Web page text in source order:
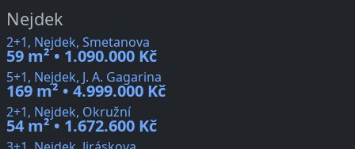
Nejdek
2+1, Nejdek, Smetanova
59 m² • 1.090.000 Kč
5+1, Nejdek, J. A. Gagarina
169 m² • 4.999.000 Kč
2+1, Nejdek, Okružní
54 m² • 1.672.600 Kč